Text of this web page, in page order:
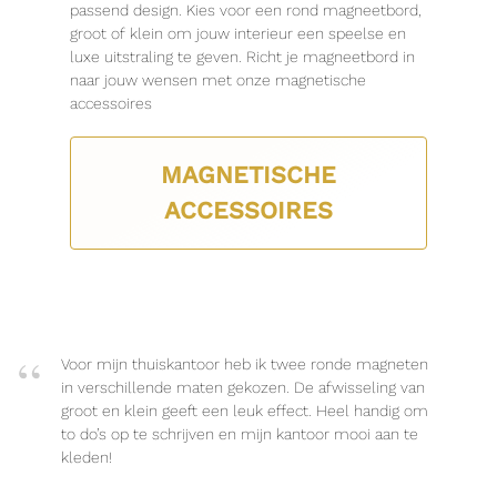
passend design. Kies voor een rond magneetbord,
groot of klein om jouw interieur een speelse en
luxe uitstraling te geven. Richt je magneetbord in
naar jouw wensen met onze magnetische
accessoires
MAGNETISCHE
ACCESSOIRES
Voor mijn thuiskantoor heb ik twee ronde magneten
in verschillende maten gekozen. De afwisseling van
groot en klein geeft een leuk effect. Heel handig om
to do’s op te schrijven en mijn kantoor mooi aan te
kleden!